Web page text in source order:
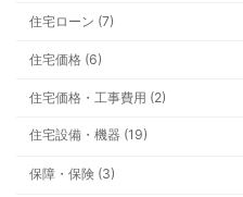
住宅ローン (7)
住宅価格 (6)
住宅価格・工事費用 (2)
住宅設備・機器 (19)
保障・保険 (3)